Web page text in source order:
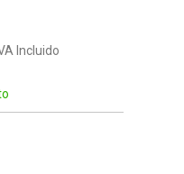
Incluido